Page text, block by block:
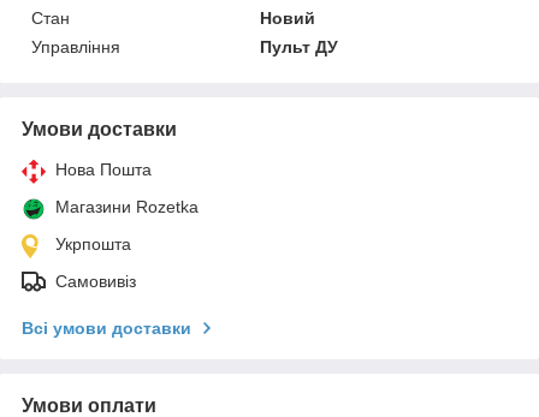
Стан
Новий
Управління
Пульт ДУ
Умови доставки
Нова Пошта
Магазини Rozetka
Укрпошта
Самовивіз
Всі умови доставки
Умови оплати